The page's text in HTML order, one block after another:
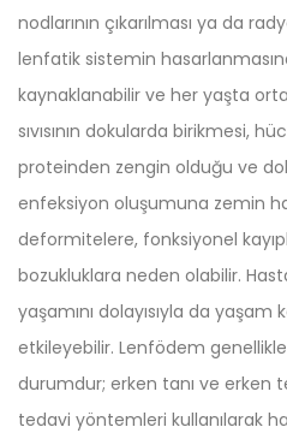
nodlarının çıkarılması ya da
lenfatik sistemin
kaynaklanabilir ve her yaşta
sıvısının dokularda birikmesi,
proteinden zengin olduğu ve
enfeksiyon oluşumuna zemin
deformitelere, fonksiyonel
bozukluklara neden olabilir.
yaşamını dolayısıyla da
etkileyebilir. Lenfödem
durumdur; erken tanı ve erken
tedavi yöntemleri kullanılarak